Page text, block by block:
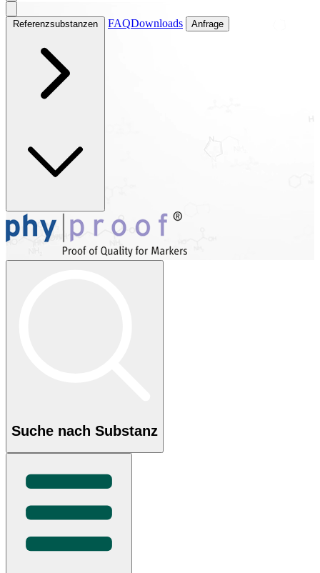
Referenzsubstanzen FAQDownloads Anfrage
Suche nach Substanz